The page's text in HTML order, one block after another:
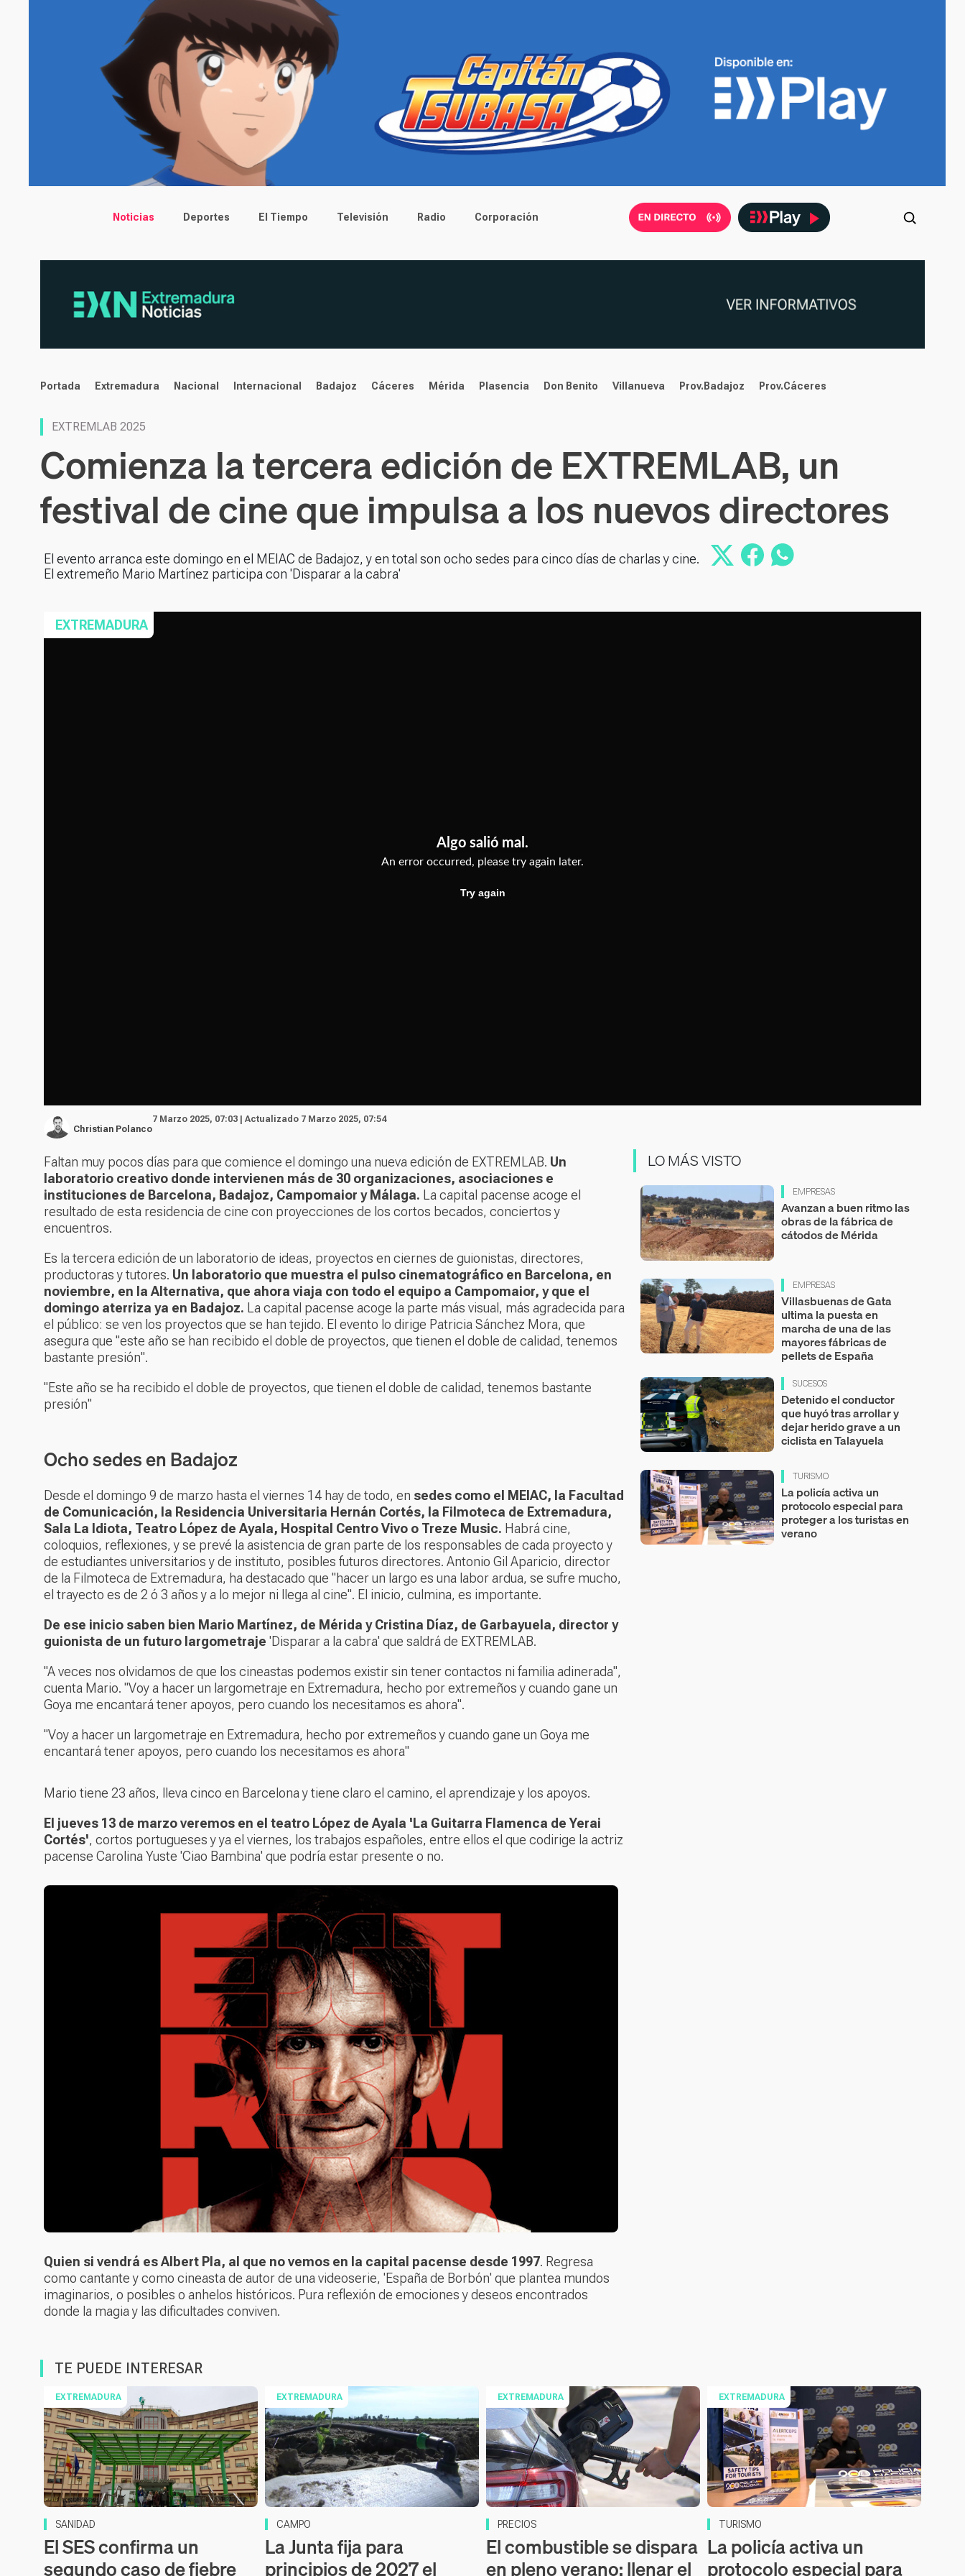
Main menu
Noticias Deportes El Tiempo Televisión Radio Corporación
noticias
Portada Extremadura Nacional Internacional Badajoz Cáceres Mérida Plasencia Don Benito Villanueva Prov.Badajoz Prov.Cáceres
EXTREMLAB 2025
Comienza la tercera edición de EXTREMLAB, un
festival de cine que impulsa a los nuevos directores
El evento arranca este domingo en el MEIAC de Badajoz, y en total son ocho sedes para cinco días de charlas y cine.
El extremeño Mario Martínez participa con 'Disparar a la cabra'
EXTREMADURA
Christian Polanco
7 Marzo 2025, 07:03 | Actualizado 7 Marzo 2025, 07:54
Faltan muy pocos días para que comience el domingo una nueva edición de EXTREMLAB. Un
laboratorio creativo donde intervienen más de 30 organizaciones, asociaciones e
instituciones de Barcelona, Badajoz, Campomaior y Málaga. La capital pacense acoge el
resultado de esta residencia de cine con proyecciones de los cortos becados, conciertos y
encuentros.
Es la tercera edición de un laboratorio de ideas, proyectos en ciernes de guionistas, directores,
productoras y tutores. Un laboratorio que muestra el pulso cinematográfico en Barcelona, en
noviembre, en la Alternativa, que ahora viaja con todo el equipo a Campomaior, y que el
domingo aterriza ya en Badajoz. La capital pacense acoge la parte más visual, más agradecida para
el público: se ven los proyectos que se han tejido. El evento lo dirige Patricia Sánchez Mora, que
asegura que "este año se han recibido el doble de proyectos, que tienen el doble de calidad, tenemos
bastante presión".
"Este año se ha recibido el doble de proyectos, que tienen el doble de calidad, tenemos bastante
presión"
Ocho sedes en Badajoz
Desde el domingo 9 de marzo hasta el viernes 14 hay de todo, en sedes como el MEIAC, la Facultad
de Comunicación, la Residencia Universitaria Hernán Cortés, la Filmoteca de Extremadura,
Sala La Idiota, Teatro López de Ayala, Hospital Centro Vivo o Treze Music. Habrá cine,
coloquios, reflexiones, y se prevé la asistencia de gran parte de los responsables de cada proyecto y
de estudiantes universitarios y de instituto, posibles futuros directores. Antonio Gil Aparicio, director
de la Filmoteca de Extremadura, ha destacado que "hacer un largo es una labor ardua, se sufre mucho,
el trayecto es de 2 ó 3 años y a lo mejor ni llega al cine". El inicio, culmina, es importante.
De ese inicio saben bien Mario Martínez, de Mérida y Cristina Díaz, de Garbayuela, director y
guionista de un futuro largometraje 'Disparar a la cabra' que saldrá de EXTREMLAB.
"A veces nos olvidamos de que los cineastas podemos existir sin tener contactos ni familia adinerada",
cuenta Mario. "Voy a hacer un largometraje en Extremadura, hecho por extremeños y cuando gane un
Goya me encantará tener apoyos, pero cuando los necesitamos es ahora".
"Voy a hacer un largometraje en Extremadura, hecho por extremeños y cuando gane un Goya me
encantará tener apoyos, pero cuando los necesitamos es ahora"
Mario tiene 23 años, lleva cinco en Barcelona y tiene claro el camino, el aprendizaje y los apoyos.
El jueves 13 de marzo veremos en el teatro López de Ayala 'La Guitarra Flamenca de Yerai
Cortés', cortos portugueses y ya el viernes, los trabajos españoles, entre ellos el que codirige la actriz
pacense Carolina Yuste 'Ciao Bambina' que podría estar presente o no.
Quien si vendrá es Albert Pla, al que no vemos en la capital pacense desde 1997. Regresa
como cantante y como cineasta de autor de una videoserie, 'España de Borbón' que plantea mundos
imaginarios, o posibles o anhelos históricos. Pura reflexión de emociones y deseos encontrados
donde la magia y las dificultades conviven.
LO MÁS VISTO
EMPRESAS
Avanzan a buen ritmo las
obras de la fábrica de
cátodos de Mérida
EMPRESAS
Villasbuenas de Gata
ultima la puesta en
marcha de una de las
mayores fábricas de
pellets de España
SUCESOS
Detenido el conductor
que huyó tras arrollar y
dejar herido grave a un
ciclista en Talayuela
TURISMO
La policía activa un
protocolo especial para
proteger a los turistas en
verano
TE PUEDE INTERESAR
EXTREMADURA
SANIDAD
El SES confirma un
segundo caso de fiebre
EXTREMADURA
CAMPO
La Junta fija para
principios de 2027 el
EXTREMADURA
PRECIOS
El combustible se dispara
en pleno verano: llenar el
EXTREMADURA
TURISMO
La policía activa un
protocolo especial para